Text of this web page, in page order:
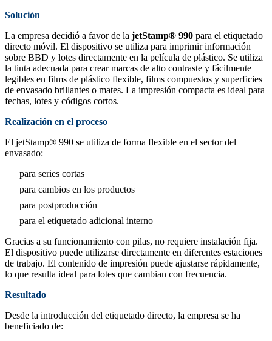
Solución
La empresa decidió a favor de la jetStamp® 990 para el etiquetado
directo móvil. El dispositivo se utiliza para imprimir información
sobre BBD y lotes directamente en la película de plástico. Se utiliza
la tinta adecuada para crear marcas de alto contraste y fácilmente
legibles en films de plástico flexible, films compuestos y superficies
de envasado brillantes o mates. La impresión compacta es ideal para
fechas, lotes y códigos cortos.
Realización en el proceso
El jetStamp® 990 se utiliza de forma flexible en el sector del
envasado:
para series cortas
para cambios en los productos
para postproducción
para el etiquetado adicional interno
Gracias a su funcionamiento con pilas, no requiere instalación fija.
El dispositivo puede utilizarse directamente en diferentes estaciones
de trabajo. El contenido de impresión puede ajustarse rápidamente,
lo que resulta ideal para lotes que cambian con frecuencia.
Resultado
Desde la introducción del etiquetado directo, la empresa se ha
beneficiado de: